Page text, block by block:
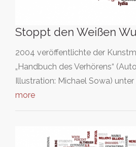
Stoppt den Weißen
2004 veröffentlichte der
„Handbuch des Verhörens“
Illustration: Michael Sowa)
more